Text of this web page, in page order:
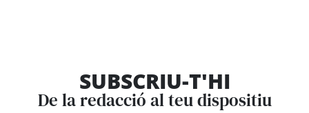
SUBSCRIU-T'HI
De la redacció al teu dispositiu